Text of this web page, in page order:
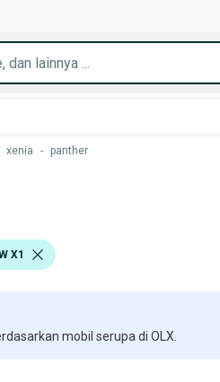
xenia - panther
X1
mobil serupa di OLX.